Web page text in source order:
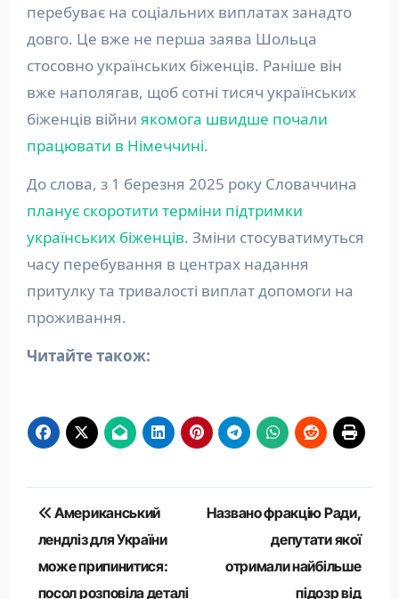
перебуває на соціальних виплатах занадто
довго. Це вже не перша заява Шольца
стосовно українських біженців. Раніше він
вже наполягав, щоб сотні тисяч українських
біженців війни якомога швидше почали
працювати в Німеччині.
До слова, з 1 березня 2025 року Словаччина
планує скоротити терміни підтримки
українських біженців. Зміни стосуватимуться
часу перебування в центрах надання
притулку та тривалості виплат допомоги на
проживання.
Читайте також:
Навігація
записів
Американський
лендліз для України
може припинитися:
посол розповіла деталі
Названо фракцію Ради,
депутати якої
отримали найбільше
підозр від